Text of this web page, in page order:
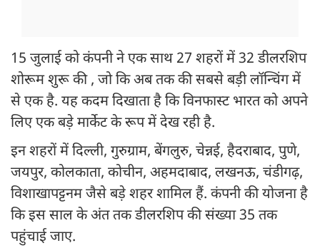
15 जुलाई को कंपनी ने एक साथ 27 शहरों में 32 डीलरशिप
शोरूम शुरू की , जो कि अब तक की सबसे बड़ी लॉन्चिंग में
से एक है. यह कदम दिखाता है कि विनफास्ट भारत को अपने
लिए एक बड़े मार्केट के रूप में देख रही है.
इन शहरों में दिल्ली, गुरुग्राम, बेंगलुरु, चेन्नई, हैदराबाद, पुणे,
जयपुर, कोलकाता, कोचीन, अहमदाबाद, लखनऊ, चंडीगढ़,
विशाखापट्टनम जैसे बड़े शहर शामिल हैं. कंपनी की योजना है
कि इस साल के अंत तक डीलरशिप की संख्या 35 तक
पहुंचाई जाए.